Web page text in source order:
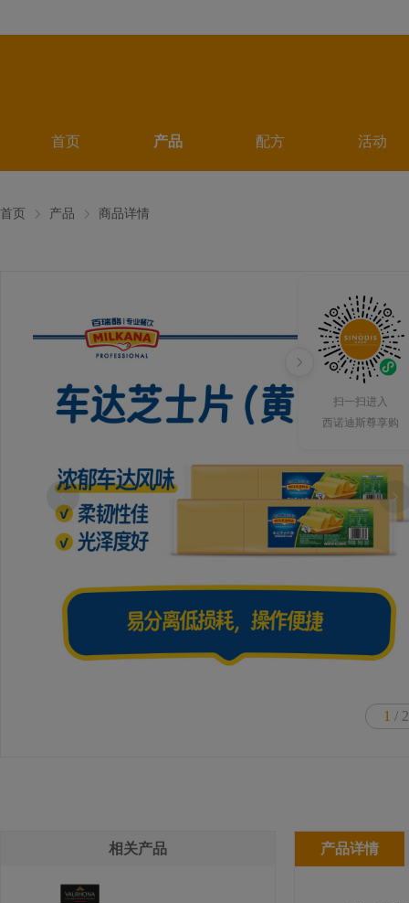
首页 产品 配方 活动
扫一扫进入
西诺迪斯尊享购
首页 产品 商品详情
1 / 2
相关产品 产品详情